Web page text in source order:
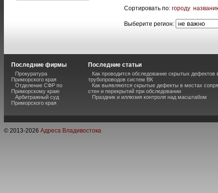
Сортировать по: городу
Выберите регион:
Последние фирмы
Прокуратура
Приморского края
Отделение СФР по
Приморскому краю
Арбитражный суд
Приморского края
Последние статьи
Как проводится обследование скрытых дефектов
трубопроводов систем ВК
Как выявляются скрытые дефекты в местах
стен и перекрытий при обследовании
Праздник и иллюзия контроля над масштабом
© 2013-2026 Адреса Владивостока